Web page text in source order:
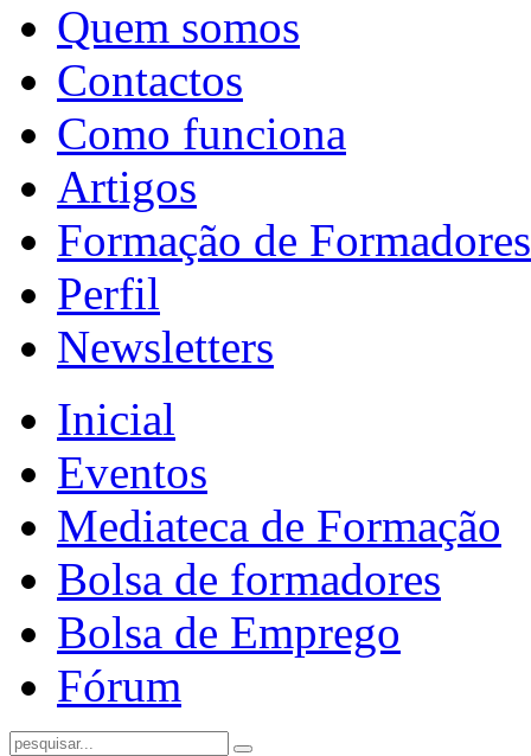
Quem somos
Contactos
Como funciona
Artigos
Formação de Formadores
Perfil
Newsletters
Inicial
Eventos
Mediateca de Formação
Bolsa de formadores
Bolsa de Emprego
Fórum